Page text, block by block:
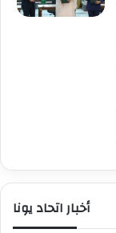
س
ا
ن
"
و
أخبار اتحاد يونا